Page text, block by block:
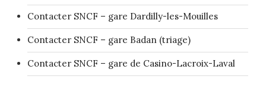
Contacter SNCF – gare Dardilly-les-Mouilles
Contacter SNCF – gare Badan (triage)
Contacter SNCF – gare de Casino-Lacroix-Laval